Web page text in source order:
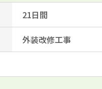
21日間
外装改修工事